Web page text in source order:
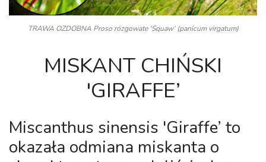
TRAWA OZDOBNA Proso rózgowate 'Squaw’ (panicum virgatum)
MISKANT CHIŃSKI
'GIRAFFE’
Miscanthus sinensis 'Giraffe’ to
okazała odmiana miskanta o